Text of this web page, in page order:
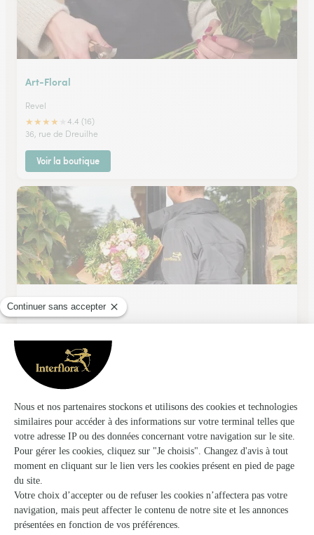
Art-Floral
Revel
★★★★
4.4 (16)
36, rue de Dreuilhe
Voir la boutique
Fleur de Lune
★4.8 (33)
42 avenue de Borde Haute
Voir la boutique
Pollen Artisan Fleuriste